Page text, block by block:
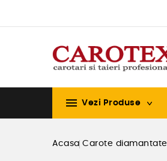
 Vezi Produse
Acasa Carote diamantate